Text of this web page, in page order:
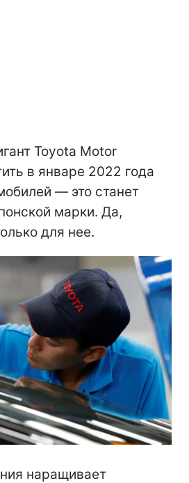
Toyota Motor
в январе 2022 года
— это станет
марки. Да,
для нее.
наращивает